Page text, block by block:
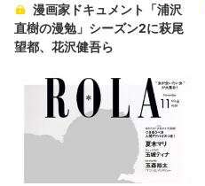
漫画家ドキュメント「浦沢
直樹の漫勉」シーズン2に萩尾
望都、花沢健吾ら